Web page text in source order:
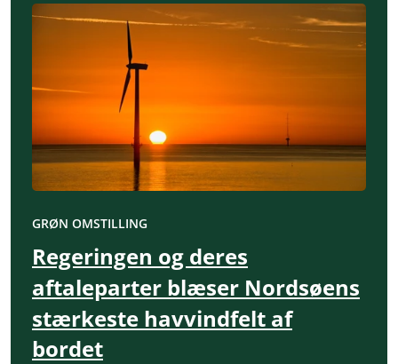
GRØN OMSTILLING
Regeringen og deres
aftaleparter blæser Nordsøens
stærkeste havvindfelt af
bordet